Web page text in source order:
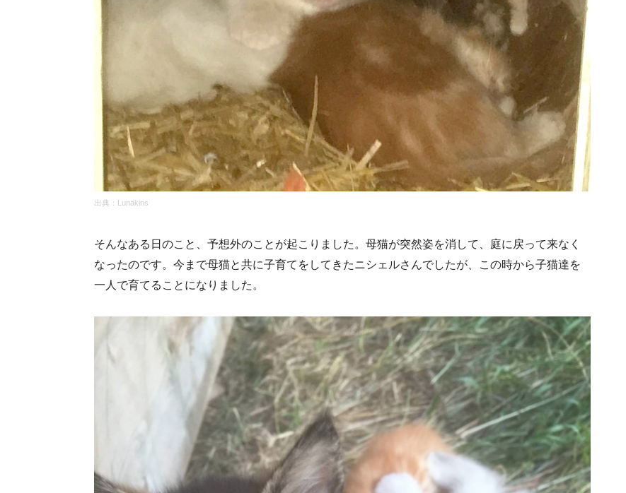
出典：Lunakins
そんなある日のこと、予想外のことが起こりました。母猫が突然姿を消して、庭に戻って来なく
なったのです。今まで母猫と共に子育てをしてきたニシェルさんでしたが、この時から子猫達を
一人で育てることになりました。